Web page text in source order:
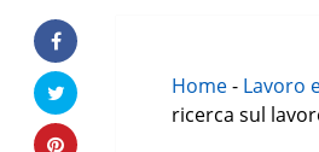
Home- Lavoro
ricerca sul